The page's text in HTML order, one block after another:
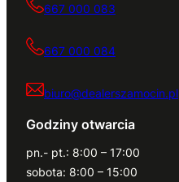
667 000 083
667 000 084
biuro@dealerszamocin.pl
Godziny otwarcia
pn.- pt.: 8:00 – 17:00
sobota: 8:00 – 15:00